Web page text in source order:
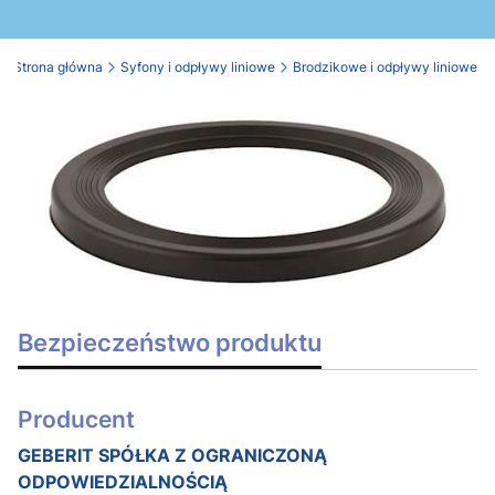
Strona główna Syfony i odpływy liniowe Brodzikowe i odpływy liniowe
Bezpieczeństwo produktu
Producent
GEBERIT SPÓŁKA Z OGRANICZONĄ
ODPOWIEDZIALNOŚCIĄ